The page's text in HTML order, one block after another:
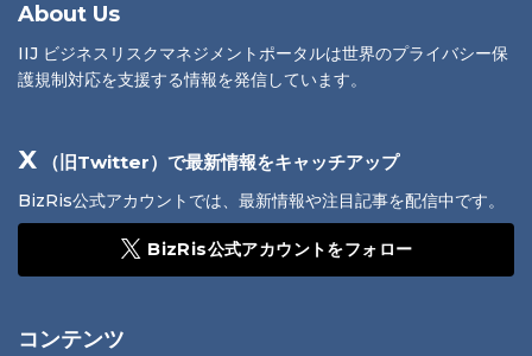
About Us
IIJ ビジネスリスクマネジメントポータルは世界のプライバシー保
護規制対応を支援する情報を発信しています。
X （旧Twitter）で最新情報をキャッチアップ
BizRis公式アカウントでは、最新情報や注目記事を配信中です。
BizRis公式アカウントをフォロー
コンテンツ